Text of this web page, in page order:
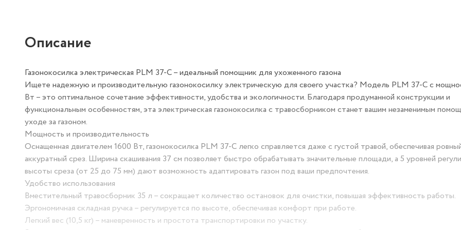
Описание
Газонокосилка электрическая PLM 37-C – идеальный помощник для ухоженного газона
Ищете надежную и производительную газонокосилку электрическую для своего участка? Модель PLM 37-C с
1600 Вт – это оптимальное сочетание эффективности, удобства и экологичности. Благодаря продуманной
функциональным особенностям, эта электрическая газонокосилка с травосборником станет вашим
помощником в уходе за газоном.
Мощность и производительность
Оснащенная двигателем 1600 Вт, газонокосилка PLM 37-C легко справляется даже с густой травой, обеспечивая
аккуратный срез. Ширина скашивания 37 см позволяет быстро обрабатывать значительные площади, а 5
регулировки высоты среза (от 25 до 75 мм) дают возможность адаптировать газон под ваши предпочтения.
Удобство использования
Вместительный травосборник 35 л – сокращает количество остановок для очистки, повышая эффективность
Эргономичная складная ручка – регулируется по высоте, обеспечивая комфорт при работе.
Легкий вес (10,5 кг) – маневренность и простота транспортировки по участку.